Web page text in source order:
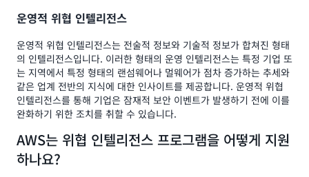
운영적 위협 인텔리전스
운영적 위협 인텔리전스는 전술적 정보와 기술적 정보가 합쳐진 형태
의 인텔리전스입니다. 이러한 형태의 운영 인텔리전스는 특정 기업 또
는 지역에서 특정 형태의 랜섬웨어나 멀웨어가 점차 증가하는 추세와
같은 업계 전반의 지식에 대한 인사이트를 제공합니다. 운영적 위협
인텔리전스를 통해 기업은 잠재적 보안 이벤트가 발생하기 전에 이를
완화하기 위한 조치를 취할 수 있습니다.
AWS는 위협 인텔리전스 프로그램을 어떻게 지원
하나요?